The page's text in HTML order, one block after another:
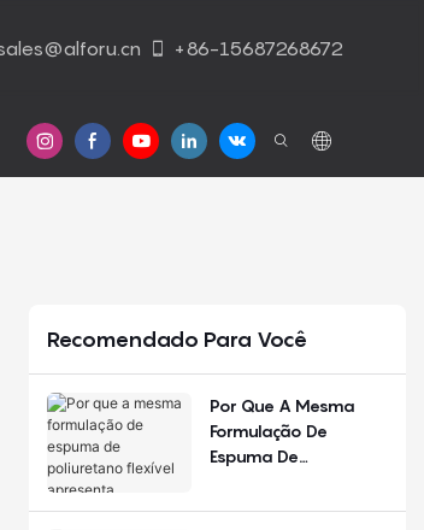
+86-15687268672
Recomendado Para Você
Por Que A Mesma
Formulação De
Espuma De
Apresenta